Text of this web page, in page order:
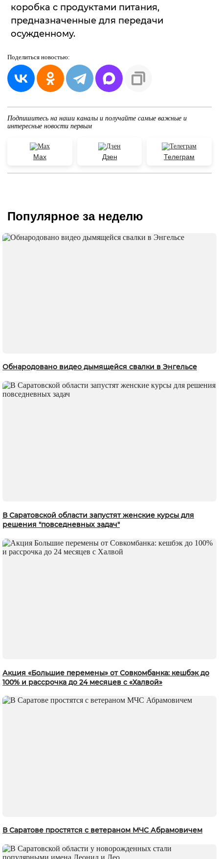
коробка с продуктами питания,
предназначенные для передачи
осужденному.
Поделиться новостью:
Подпишитесь на наши каналы и получайте самые важные и
интересные новости первым
Max Дзен Телеграм
Популярное за неделю
Обнародовано видео дымящейся свалки в Энгельсе
В Саратовской области запустят женские курсы для
решения "повседневных задач"
Акция «Большие перемены» от Совкомбанка: кешбэк до
100% и рассрочка до 24 месяцев с «Халвой»
В Саратове простятся с ветераном МЧС Абрамовичем